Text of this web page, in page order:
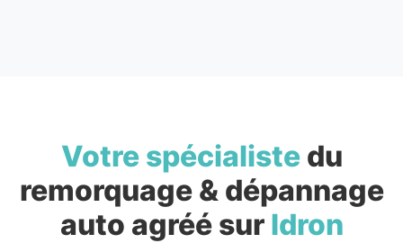
Votre spécialistedu
remorquage & dépannage
auto agréé sur Idron